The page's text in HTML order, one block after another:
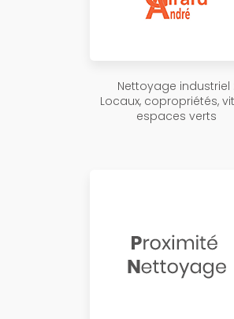
Nettoyage industriel :
Locaux, copropriétés,
espaces verts